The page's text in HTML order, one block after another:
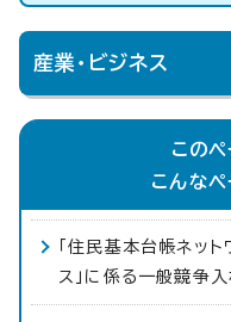
産業・ビジネス
この
こんな
「住民基本台帳ネッ
ス」に係る一般競争